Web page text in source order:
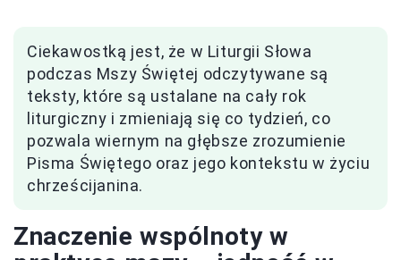
Ciekawostką jest, że w Liturgii Słowa
podczas Mszy Świętej odczytywane są
teksty, które są ustalane na cały rok
liturgiczny i zmieniają się co tydzień, co
pozwala wiernym na głębsze zrozumienie
Pisma Świętego oraz jego kontekstu w życiu
chrześcijanina.
Znaczenie wspólnoty w